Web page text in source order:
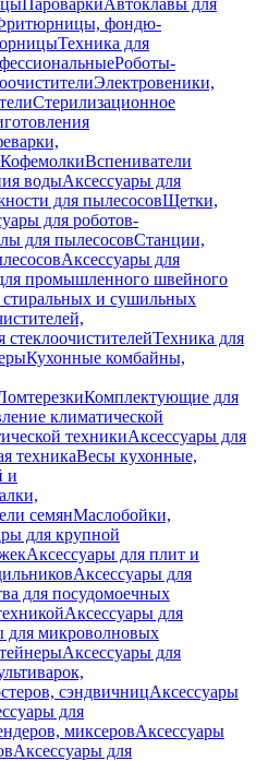
ПароваркиАвтоклавы для
фондю-
Техника для
Роботы-
Электровеники,
Стерилизационное
КофемолкиВспениватели
водыАксессуары для
для пылесосовЩетки,
для роботов-
для пылесосовСтанции,
Аксессуары для
промышленного швейного
стиральных и сушильных
стеклоочистителейТехника для
Кухонные комбайны,
Комплектующие для
климатической
техникиАксессуары для
техникаВесы кухонные,
и
семянМаслобойки,
для крупной
Аксессуары для плит и
Аксессуары для
для посудомоечных
Аксессуары для
для микроволновых
Аксессуары для
сэндвичницАксессуары
для
миксеровАксессуары
Аксессуары для